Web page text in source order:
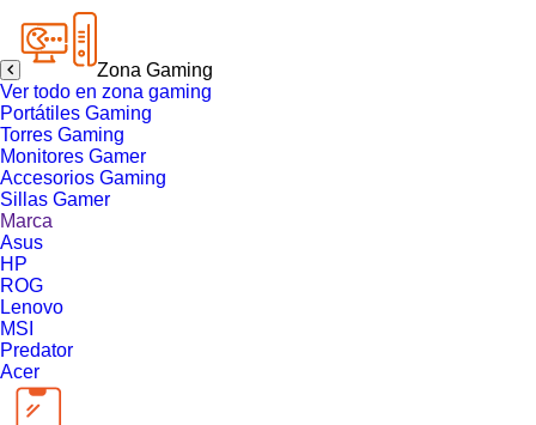
Zona Gaming
Ver todo en zona gaming
Portátiles Gaming
Torres Gaming
Monitores Gamer
Accesorios Gaming
Sillas Gamer
Marca
Asus
HP
ROG
Lenovo
MSI
Predator
Acer